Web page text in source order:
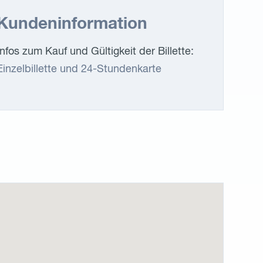
Kundeninformation
Infos zum Kauf und Gültigkeit der Billette:
und 24-Stundenkarte